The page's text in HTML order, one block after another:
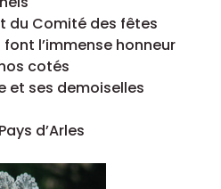
du Comité des fêtes
l’immense honneur
cotés
et ses demoiselles
d’Arles